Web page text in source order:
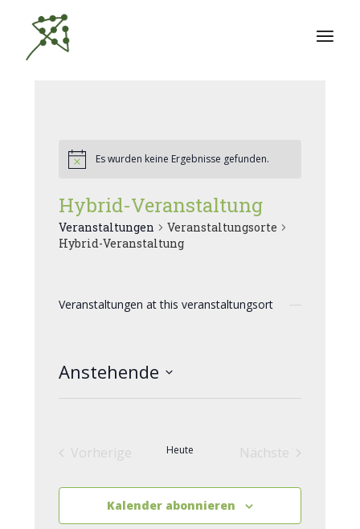
Inhalt
springen
Es wurden keine Ergebnisse gefunden.
Hybrid-Veranstaltung
Veranstaltungen
Veranstaltungsorte
Hybrid-Veranstaltung
Veranstaltungen at this veranstaltungsort
Anstehende
Vorherige
Heute
Nächste
Kalender abonnieren